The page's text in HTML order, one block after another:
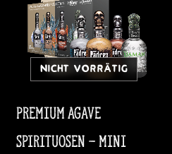
NICHT VORRÄTIG
Premium Agave
Spirituosen – Mini